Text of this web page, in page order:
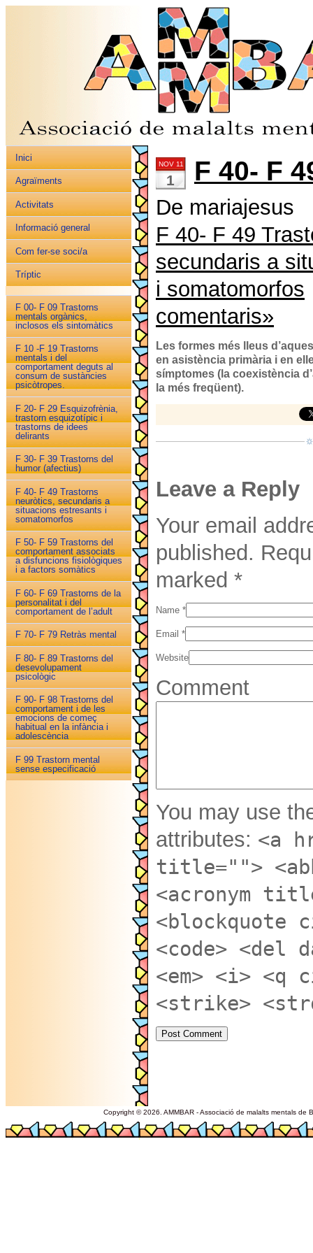
Inici
Agraïments
Activitats
Informació general
Com fer-se soci/a
Tríptic
F 00- F 09 Trastorns
mentals orgànics,
inclosos els sintomàtics
F 10 -F 19 Trastorns
mentals i del
comportament deguts al
consum de sustàncies
psicòtropes.
F 20- F 29 Esquizofrènia,
trastorn esquizotípic i
trastorns de idees
delirants
F 30- F 39 Trastorns del
humor (afectius)
F 40- F 49 Trastorns
neuròtics, secundaris a
situacions estresants i
somatomorfos
F 50- F 59 Trastorns del
comportament associats
a disfuncions fisiològiques
i a factors somàtics
F 60- F 69 Trastorns de la
personalitat i del
comportament de l’adult
F 70- F 79 Retràs mental
F 80- F 89 Trastorns del
desevolupament
psicològic
F 90- F 98 Trastorns del
comportament i de les
emocions de começ
habitual en la infància i
adolescència
F 99 Trastorn mental
sense especificació
NOV 11
1 F 40- F
De mariajesus
F 40- F 49
secundaris a
i somatomorfos
comentaris»
Les formes més lleus
en asistència primària i en
símptomes (la coexistència
la més freqüent).
Leave a Reply
Your email
published.
marked *
Name *
Email *
Website
Comment
You may use
attributes: <a
title="">
<acronym
<blockquote
<code> <del
<em> <i> <q
<strike>
Copyright © 2026. AMMBAR - Associació de malalts mentals de